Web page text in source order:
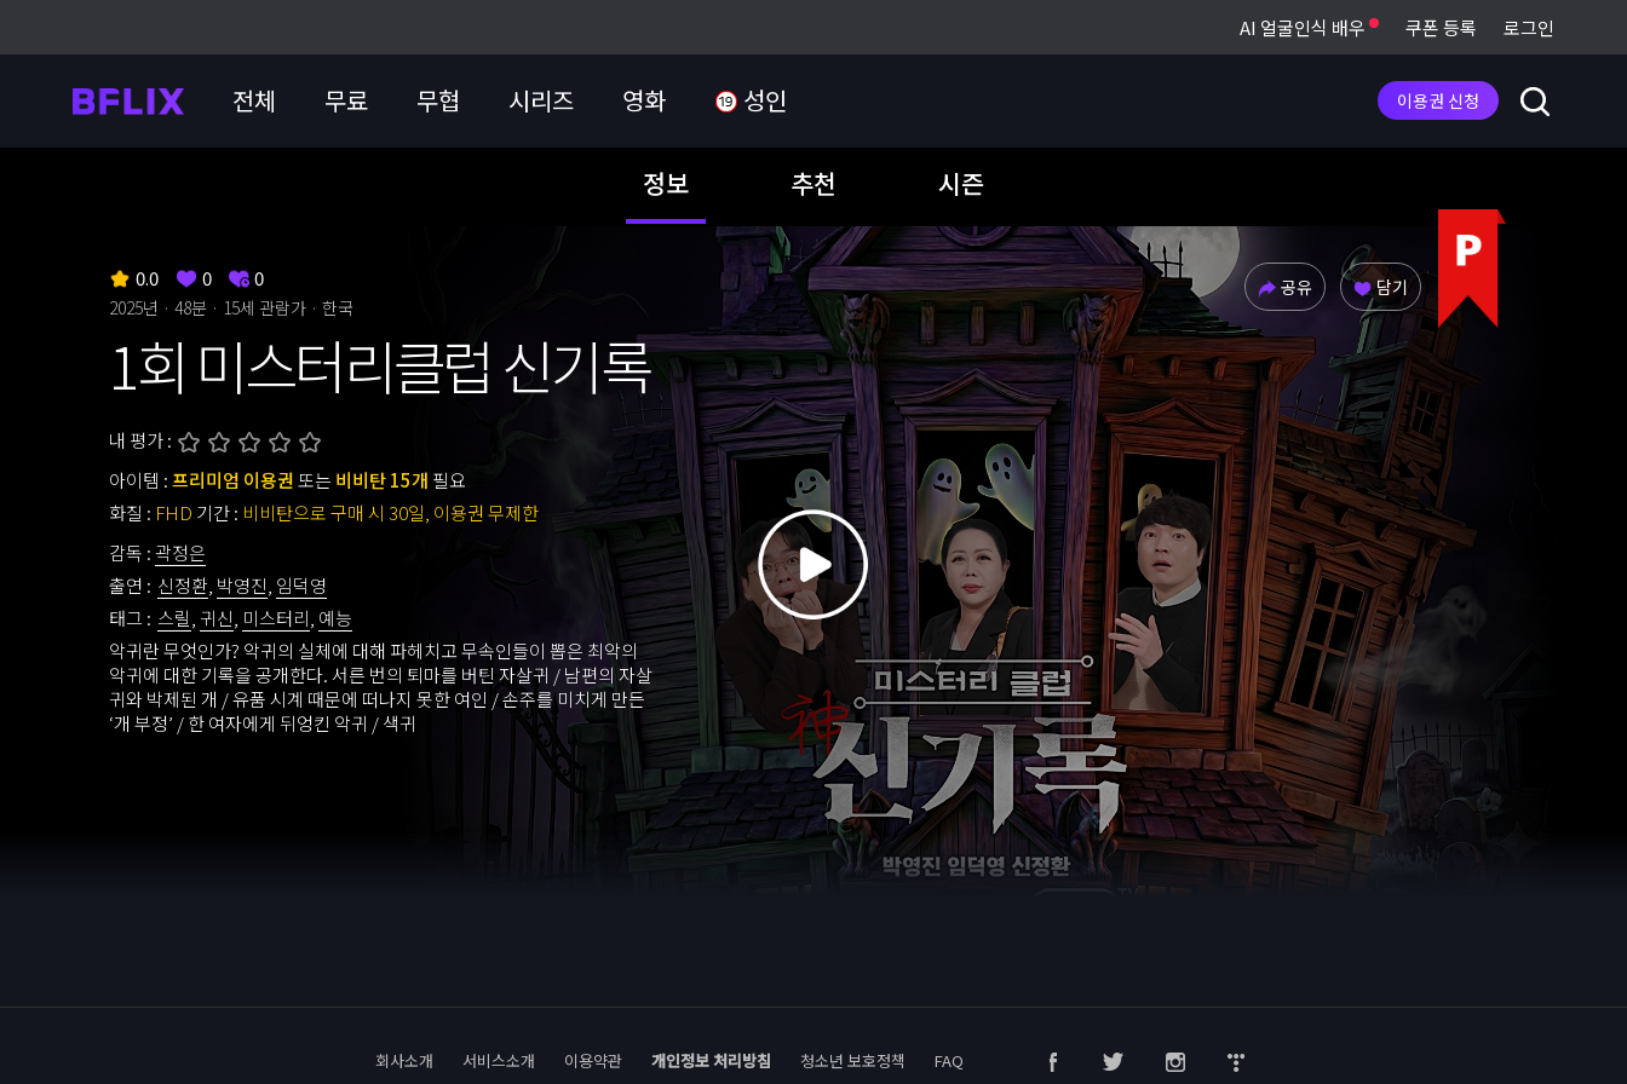
AI 얼굴인식 배우 쿠폰 등록 로그인
전체 무료 무협 시리즈 영화 성인 이용권 신청
정보 추천 시즌
0.0 0 0
2025년 · 48분 · 15세 관람가 · 한국
1회 미스터리클럽 신기록
내 평가 :
아이템 :프리미엄 이용권또는 비비탄 15개 필요
화질 : FHD 기간 : 비비탄으로 구매 시 30일, 이용권 무제한
감독 : 곽정은
출연 : 신정환 박영진 임덕영
태그 : 스릴 귀신 미스터리 예능
악귀란 무엇인가? 악귀의 실체에 대해 파헤치고 무속인들이 뽑은 최악의
악귀에 대한 기록을 공개한다. 서른 번의 퇴마를 버틴 자살귀 / 남편의 자살
귀와 박제된 개 / 유품 시계 때문에 떠나지 못한 여인 / 손주를 미치게 만든
‘개 부정’ / 한 여자에게 뒤엉킨 악귀 / 색귀
공유 담기
회사소개 서비스소개 이용약관 개인정보 처리방침 청소년 보호정책 FAQ